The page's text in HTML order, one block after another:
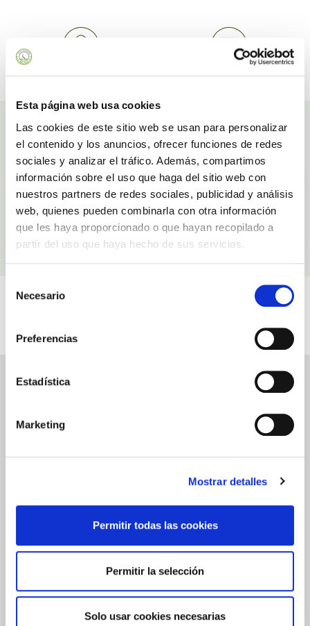
Esta página web usa cookies
Las cookies de este sitio web se usan para personalizar
el contenido y los anuncios, ofrecer funciones de redes
sociales y analizar el tráfico. Además, compartimos
información sobre el uso que haga del sitio web con
nuestros partners de redes sociales, publicidad y análisis
web, quienes pueden combinarla con otra información
que les haya proporcionado o que hayan recopilado a
partir del uso que haya hecho de sus servicios.
Necesario
Preferencias
Estadística
Marketing
Mostrar detalles
Permitir todas las cookies
Permitir la selección
Solo usar cookies necesarias
BONOS REGALOS
Ingredientes
con los que elaboramos Jugo Puro De Aloe Vera 500 ml
Aloe Vera
Natural Seguro
SABER MÁS
Videos
JUGO PURO DE ALOE VERA 500 ML
Escribir una reseña
0.0
★★★★★
Todavía no hay reseñas publicadas para este producto.